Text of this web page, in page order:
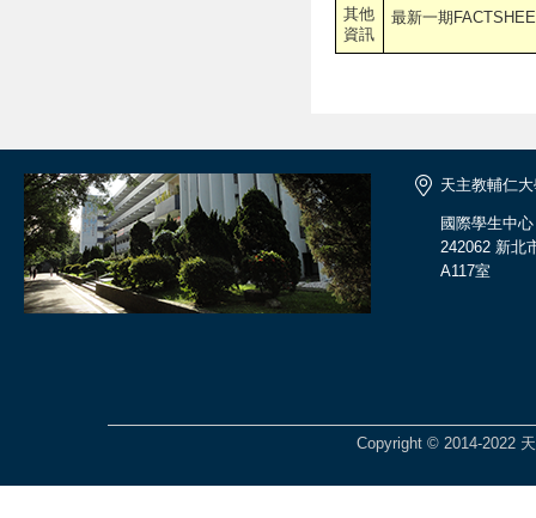
其他
資訊
最新一期
天主教輔仁
國際學生中心
242062 新北
A117室
Copyright © 2014-2022